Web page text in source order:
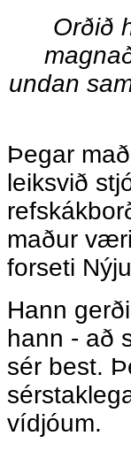
Orðið
undan
Þegar
leiksvið
maður
forseti
Hann
hann - að
sér best.
vídjóum.